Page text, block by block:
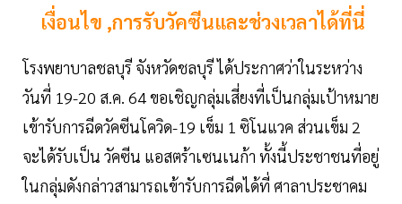
เงื่อนไข ,การรับวัคซีนและช่วงเวลาได้ที่นี่
โรงพยาบาลชลบุรี จังหวัดชลบุรี ได้ประกาศว่าในระหว่าง
วันที่ 19-20 ส.ค. 64 ขอเชิญกลุ่มเสี่ยงที่เป็นกลุ่มเป้าหมาย
เข้ารับการฉีดวัคซีนโควิด-19 เข็ม 1 ซิโนแวค ส่วนเข็ม 2
จะได้รับเป็น วัคซีน แอสตร้าเซนเนก้า ทั้งนี้ประชาชนที่อยู่
ในกลุ่มดังกล่าวสามารถเข้ารับการฉีดได้ที่ ศาลาประชาคม